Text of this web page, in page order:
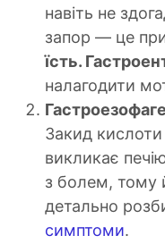
навіть не
запор — це
їсть.
налагодити
Закид кислоти
викликає
з болем, тому
детально
симптоми.